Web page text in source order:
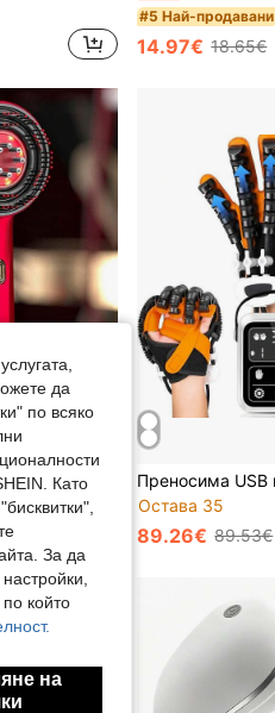
#5 Най-продавани
14.97€ 18.65€
1400mAh, дълбок масаж на скалпа, 3 режима, устройство за лична грижа, подарък за любим човек, рожден ден, празник
Остава 35
89.26€ 89.53€
да
по всяко
Като
За да
който
на